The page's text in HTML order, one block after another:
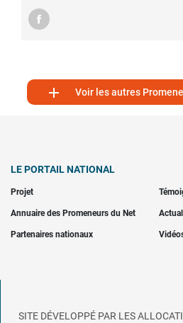
 Voir les autres
LE PORTAIL NATIONAL
Projet
Annuaire des Promeneurs du Net
Partenaires nationaux
SITE DÉVELOPPÉ PAR LES